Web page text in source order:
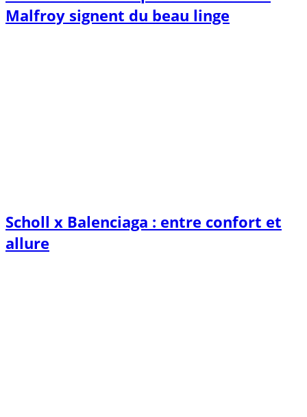
Malfroy signent du beau linge
Scholl x Balenciaga : entre confort et
allure